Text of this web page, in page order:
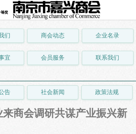
们 商会动态 企业名录
宜 会员服务 联系我们
告 社会新闻 政策法规
商会调研共谋产业振兴新